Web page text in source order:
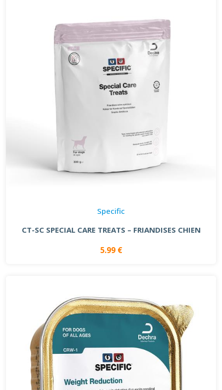
Specific
CT-SC SPECIAL CARE TREATS – FRIANDISES CHIEN
5.99 €